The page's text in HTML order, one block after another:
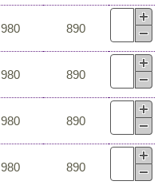
980 890
980 890
980 890
980 890